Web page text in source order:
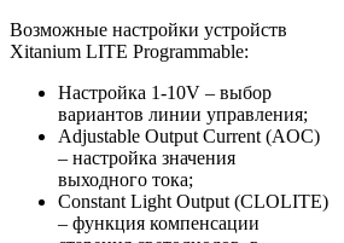
Возможные настройки устройств
Xitanium LITE Programmable:
Настройка 1-10V – выбор
вариантов линии управления;
Adjustable Output Current (AOC)
– настройка значения
выходного тока;
Constant Light Output (CLOLITE)
– функция компенсации